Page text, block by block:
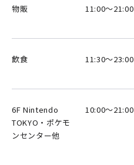
物販 11:00～21:00
飲食 11:30～23:00
6F Nintendo
TOKYO・ポケモ
ンセンター他
10:00～21:00